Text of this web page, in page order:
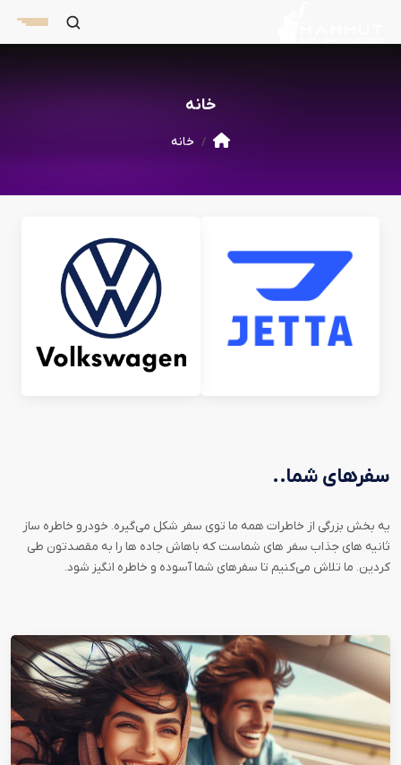
خانه
خانه
سفرهای شما..
یه بخش بزرگی از خاطرات همه ما توی سفر شکل می‌گیره. خودرو خاطره ساز
ثانیه های جذاب سفر های شماست که باهاش جاده ها را به مقصدتون طی
کردین. ما تلاش می‌کنیم تا سفرهای شما آسوده و خاطره انگیز شود.